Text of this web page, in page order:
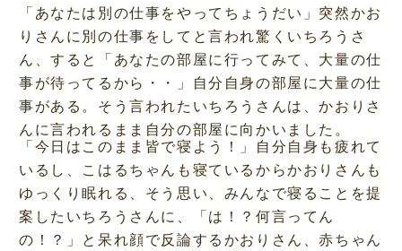
「あなたは別の仕事をやってちょうだい」突然かお
りさんに別の仕事をしてと言われ驚くいちろうさ
ん、すると「あなたの部屋に行ってみて、大量の仕
事が待ってるから・・」自分自身の部屋に大量の仕
事がある。そう言われたいちろうさんは、かおりさ
んに言われるまま自分の部屋に向かいました。
「今日はこのまま皆で寝よう！」自分自身も疲れて
いるし、こはるちゃんも寝ているからかおりさんも
ゆっくり眠れる、そう思い、みんなで寝ることを提
案したいちろうさんに、「は！？何言ってん
の！？」と呆れ顔で反論するかおりさん、赤ちゃん